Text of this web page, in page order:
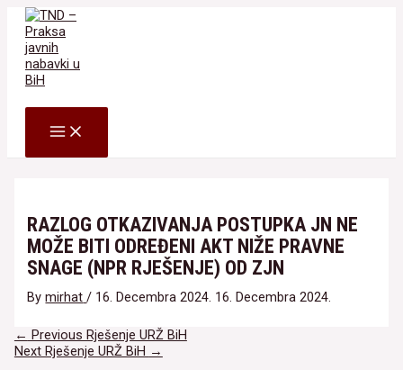
Skip
content
MAIN
MENU
RAZLOG OTKAZIVANJA POSTUPKA JN NE
MOŽE BITI ODREĐENI AKT NIŽE PRAVNE
SNAGE (NPR RJEŠENJE) OD ZJN
Bymirhat / 16. Decembra 2024. 16. Decembra 2024.
Navigacija
članaka
← Previous Rješenje URŽ BiH
Next Rješenje URŽ BiH →